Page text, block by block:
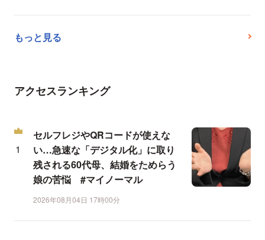
もっと見る
アクセスランキング
セルフレジやQRコードが使えな
い…急速な「デジタル化」に取り
残される60代母、結婚をためらう
娘の苦悩 #マイノーマル
2026年08月04日 17時00分